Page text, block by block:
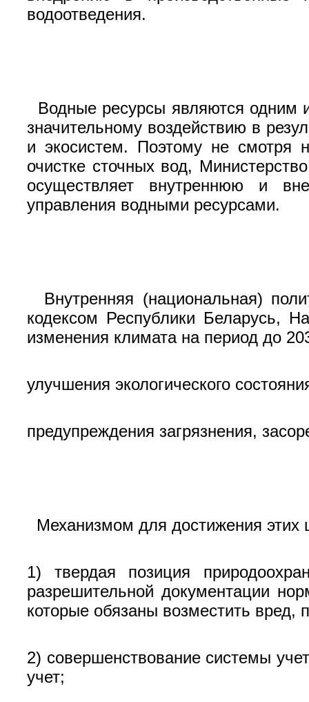
водоотведения.
Водные ресурсы являются одним
значительному воздействию в
и экосистем. Поэтому не смотря
очистке сточных вод,
осуществляет внутреннюю и
управления водными ресурсами.
Внутренняя (национальная)
кодексом Республики Беларусь,
изменения климата на период до
улучшения экологического
предупреждения загрязнения,
Механизмом для достижения
1) твердая позиция
разрешительной документации
которые обязаны возместить
2) совершенствование системы
учет;